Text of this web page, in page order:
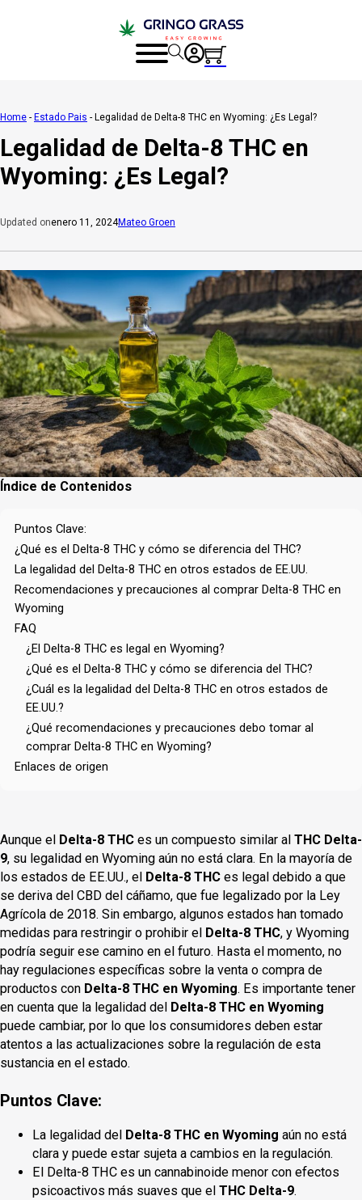
Home - Estado Pais - Legalidad de Delta-8 THC en Wyoming: ¿Es Legal?
Legalidad de Delta-8 THC en
Wyoming: ¿Es Legal?
Updated onenero 11, 2024Mateo Groen
Índice de Contenidos
Puntos Clave:
¿Qué es el Delta-8 THC y cómo se diferencia del THC?
La legalidad del Delta-8 THC en otros estados de EE.UU.
Recomendaciones y precauciones al comprar Delta-8 THC en
Wyoming
FAQ
¿El Delta-8 THC es legal en Wyoming?
¿Qué es el Delta-8 THC y cómo se diferencia del THC?
¿Cuál es la legalidad del Delta-8 THC en otros estados de
EE.UU.?
¿Qué recomendaciones y precauciones debo tomar al
comprar Delta-8 THC en Wyoming?
Enlaces de origen
Aunque el Delta-8 THC es un compuesto similar al THC Delta-
9, su legalidad en Wyoming aún no está clara. En la mayoría de
los estados de EE.UU., el Delta-8 THC es legal debido a que
se deriva del CBD del cáñamo, que fue legalizado por la Ley
Agrícola de 2018. Sin embargo, algunos estados han tomado
medidas para restringir o prohibir el Delta-8 THC, y Wyoming
podría seguir ese camino en el futuro. Hasta el momento, no
hay regulaciones específicas sobre la venta o compra de
productos con Delta-8 THC en Wyoming. Es importante tener
en cuenta que la legalidad del Delta-8 THC en Wyoming
puede cambiar, por lo que los consumidores deben estar
atentos a las actualizaciones sobre la regulación de esta
sustancia en el estado.
Puntos Clave:
La legalidad del Delta-8 THC en Wyoming aún no está
clara y puede estar sujeta a cambios en la regulación.
El Delta-8 THC es un cannabinoide menor con efectos
psicoactivos más suaves que el THC Delta-9.